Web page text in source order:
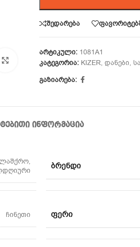
Click to enlarge
შედარება
არტიკული: 1081A1
კატეგორია: KIZER, დანები,
გაზიარება:
ᲘᲜᲤᲝᲠᲛᲐᲪᲘᲐ
,
ᲑᲠᲔᲜᲓᲘ
ჩინეთი ᲤᲔᲠᲘ